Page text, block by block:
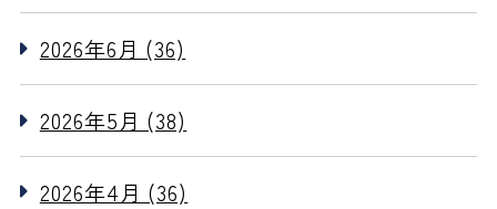
2026年6月 (36)
2026年5月 (38)
2026年4月 (36)